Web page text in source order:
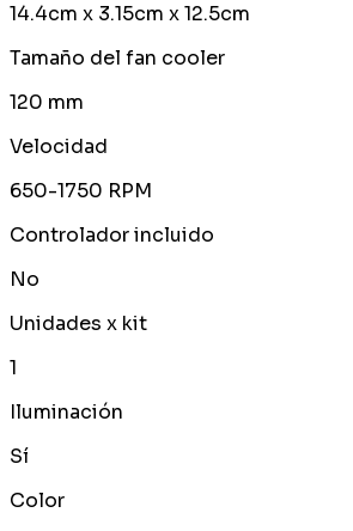
14.4cm x 3.15cm x 12.5cm
Tamaño del fan cooler
120 mm
Velocidad
650-1750 RPM
Controlador incluido
No
Unidades x kit
1
Iluminación
Sí
Color